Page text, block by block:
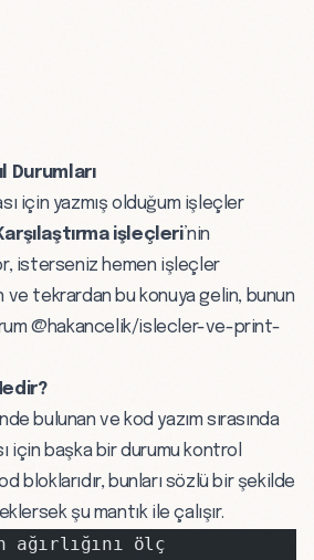
Durumları
için yazmış olduğum işleçler
işleçleri’nin
isterseniz hemen işleçler
ve tekrardan bu konuya gelin, bunun
@hakancelik/islecler-ve-print-
bulunan ve kod yazım sırasında
için başka bir durumu kontrol
bloklarıdır, bunları sözlü bir şekilde
şu mantık ile çalışır.
ağırlığını ölç